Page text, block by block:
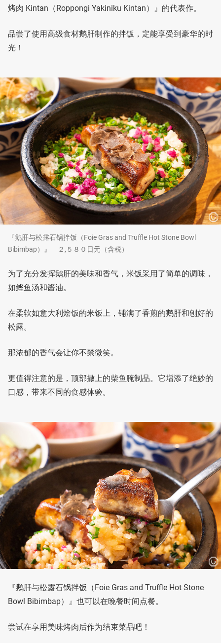
烤肉 Kintan（Roppongi Yakiniku Kintan）』的代表作。
品尝了使用高级食材鹅肝制作的拌饭，定能享受到豪华的时
光！
『鹅肝与松露石锅拌饭（Foie Gras and Truffle Hot Stone Bowl
Bibimbap）』 ２,５８０日元（含税）
为了充分发挥鹅肝的美味和香气，米饭采用了简单的调味，
如鲣鱼汤和酱油。
在柔软如意大利烩饭的米饭上，铺满了香煎的鹅肝和刨好的
松露。
那浓郁的香气会让你不禁微笑。
更值得注意的是，顶部撒上的柴鱼腌制品。它增添了绝妙的
口感，带来不同的食感体验。
『鹅肝与松露石锅拌饭（Foie Gras and Truffle Hot Stone
Bowl Bibimbap）』也可以在晚餐时间点餐。
尝试在享用美味烤肉后作为结束菜品吧！